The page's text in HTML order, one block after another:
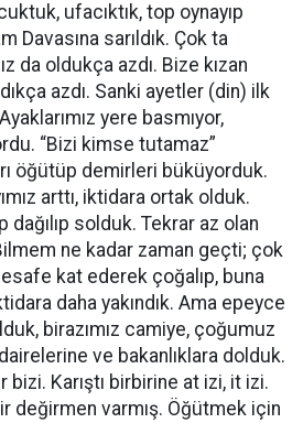
ufacıktık, top oynayıp
Davasına sarıldık. Çok ta
da oldukça azdı. Bize kızan
azdı. Sanki ayetler (din) ilk
yere basmıyor,
“Bizi kimse tutamaz”
öğütüp demirleri büküyorduk.
arttı, iktidara ortak olduk.
solduk. Tekrar az olan
ne kadar zaman geçti; çok
kat ederek çoğalıp, buna
daha yakındık. Ama epeyce
birazımız camiye, çoğumuz
ve bakanlıklara dolduk.
Karıştı birbirine at izi, it izi.
değirmen varmış. Öğütmek için